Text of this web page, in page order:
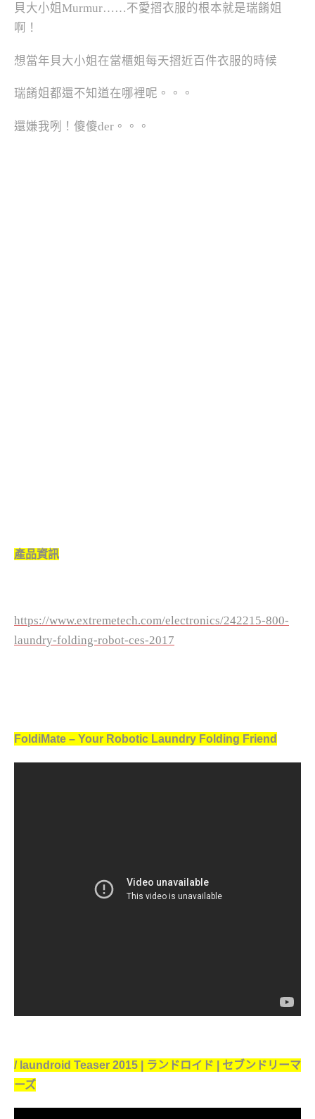
貝大小姐Murmur……不愛摺衣服的根本就是瑞餚姐
啊！
想當年貝大小姐在當櫃姐每天摺近百件衣服的時候
瑞餚姐都還不知道在哪裡呢。。。
還嫌我咧！傻傻der。。。
產品資訊
https://www.extremetech.com/electronics/242215-800-
laundry-folding-robot-ces-2017
FoldiMate – Your Robotic Laundry Folding Friend
/ laundroid Teaser 2015 | ランドロイド | セブンドリーマ
ーズ